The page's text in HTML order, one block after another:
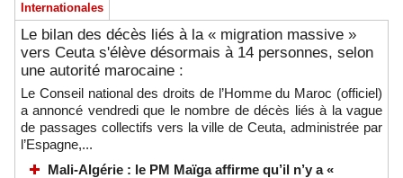
Internationales
Le bilan des décès liés à la « migration massive »
vers Ceuta s'élève désormais à 14 personnes, selon
une autorité marocaine :
Le Conseil national des droits de l’Homme du Maroc (officiel)
a annoncé vendredi que le nombre de décès liés à la vague
de passages collectifs vers la ville de Ceuta, administrée par
l’Espagne,...
Mali-Algérie : le PM Maïga affirme qu’il n’y a «